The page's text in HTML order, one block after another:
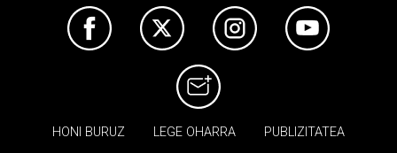
HONI BURUZ LEGE OHARRA PUBLIZITATEA